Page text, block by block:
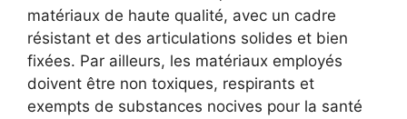
matériaux de haute qualité, avec un cadre
résistant et des articulations solides et bien
fixées. Par ailleurs, les matériaux employés
doivent être non toxiques, respirants et
exempts de substances nocives pour la santé